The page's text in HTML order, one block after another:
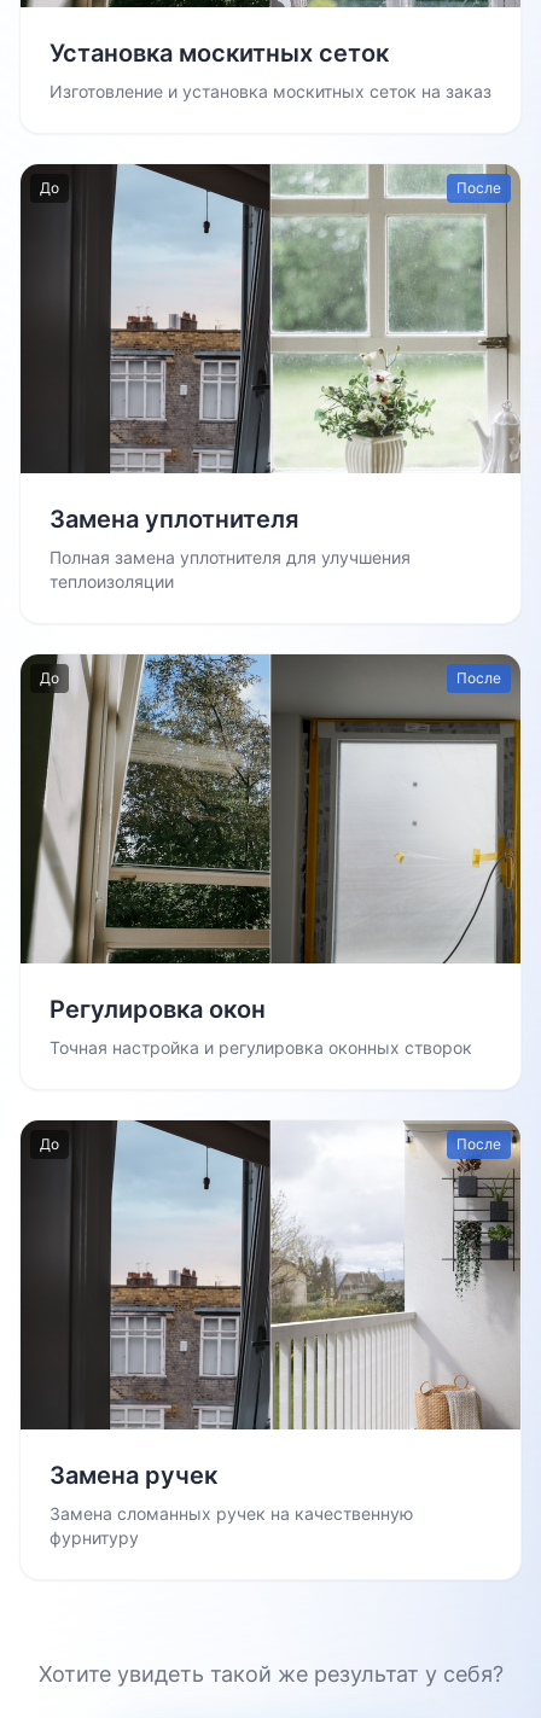
Установка москитных сеток
Изготовление и установка москитных сеток на заказ
До После
Замена уплотнителя
Полная замена уплотнителя для улучшения
теплоизоляции
До После
Регулировка окон
Точная настройка и регулировка оконных створок
До После
Замена ручек
Замена сломанных ручек на качественную
фурнитуру
Хотите увидеть такой же результат у себя?